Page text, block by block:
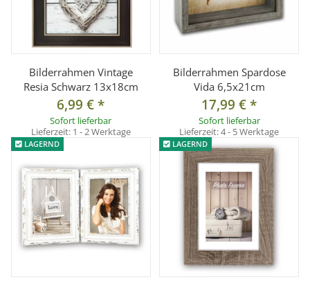
Bilderrahmen Vintage
Resia Schwarz 13x18cm
6,99 €*
Sofort lieferbar
Lieferzeit: 1 - 2 Werktage
Bilderrahmen Spardose
Vida 6,5x21cm
17,99 €*
Sofort lieferbar
Lieferzeit:4 - 5 Werktage
LAGERND LAGERND